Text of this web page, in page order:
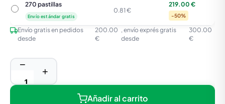
270 pastillas
270 pastillas
Envío estándar gratis
0.81 €
219.00 €
-50%
Envío gratis en pedidos
desde
200.00
€
, envío exprés gratis
desde
300.00
€
−
+
Añadir al carrito